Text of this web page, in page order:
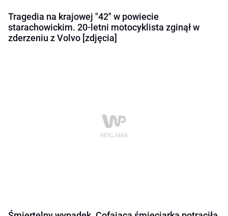
Tragedia na krajowej "42" w powiecie
starachowickim. 20-letni motocyklista zginął w
zderzeniu z Volvo [zdjęcia]